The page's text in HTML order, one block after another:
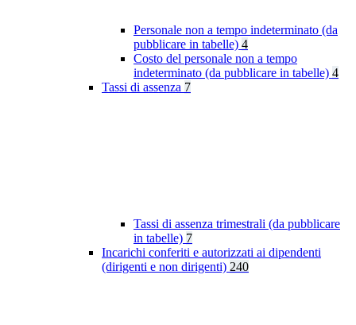
Personale non a tempo indeterminato (da
pubblicare in tabelle) 4
Costo del personale non a tempo
indeterminato (da pubblicare in tabelle) 4
Tassi di assenza 7
Tassi di assenza trimestrali (da pubblicare
in tabelle) 7
Incarichi conferiti e autorizzati ai dipendenti
(dirigenti e non dirigenti) 240